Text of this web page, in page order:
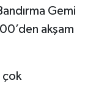
Gemi
akşam
çok